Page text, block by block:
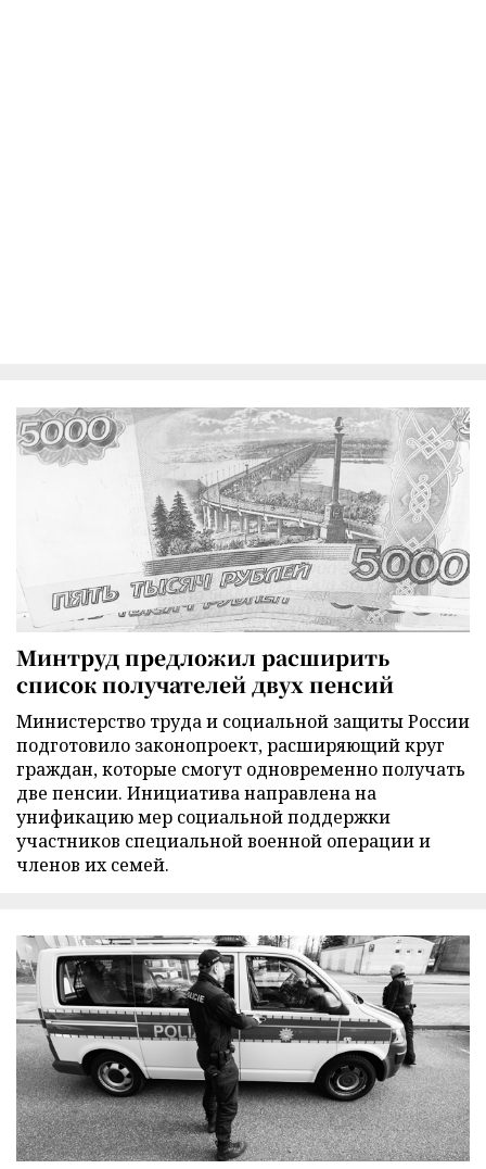
Минтруд предложил расширить
список получателей двух пенсий
Министерство труда и социальной защиты России
подготовило законопроект, расширяющий круг
граждан, которые смогут одновременно получать
две пенсии. Инициатива направлена на
унификацию мер социальной поддержки
участников специальной военной операции и
членов их семей.